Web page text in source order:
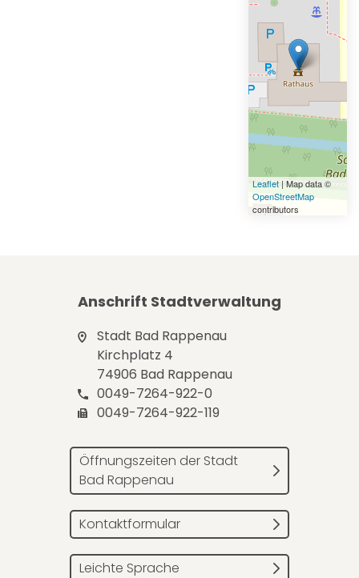
Leaflet| Map data ©
OpenStreetMap
contributors
Anschrift Stadtverwaltung
Stadt Bad Rappenau
Kirchplatz 4
74906 Bad Rappenau
0049-7264-922-0
0049-7264-922-119
Öffnungszeiten der Stadt
Bad Rappenau
Kontaktformular
Leichte Sprache